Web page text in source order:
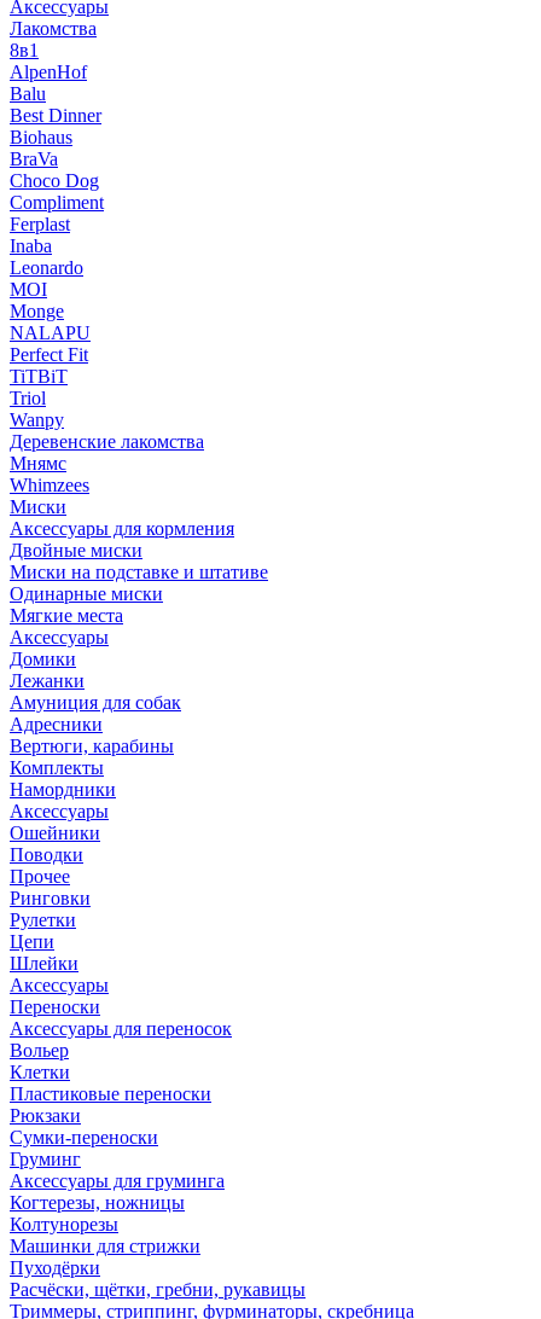
Аксессуары
Лакомства
8в1
AlpenHof
Balu
Best Dinner
Biohaus
BraVa
Choco Dog
Compliment
Ferplast
Inaba
Leonardo
MOI
Monge
NALAPU
Perfect Fit
TiTBiT
Triol
Wanpy
Деревенские лакомства
Мнямс
Whimzees
Миски
Аксессуары для кормления
Двойные миски
Миски на подставке и штативе
Одинарные миски
Мягкие места
Аксессуары
Домики
Лежанки
Амуниция для собак
Адресники
Вертюги, карабины
Комплекты
Намордники
Аксессуары
Ошейники
Поводки
Прочее
Ринговки
Рулетки
Цепи
Шлейки
Аксессуары
Переноски
Аксессуары для переносок
Вольер
Клетки
Пластиковые переноски
Рюкзаки
Сумки-переноски
Груминг
Аксессуары для груминга
Когтерезы, ножницы
Колтунорезы
Машинки для стрижки
Пуходёрки
Расчёски, щётки, гребни, рукавицы
Триммеры, стриппинг, фурминаторы, скребница